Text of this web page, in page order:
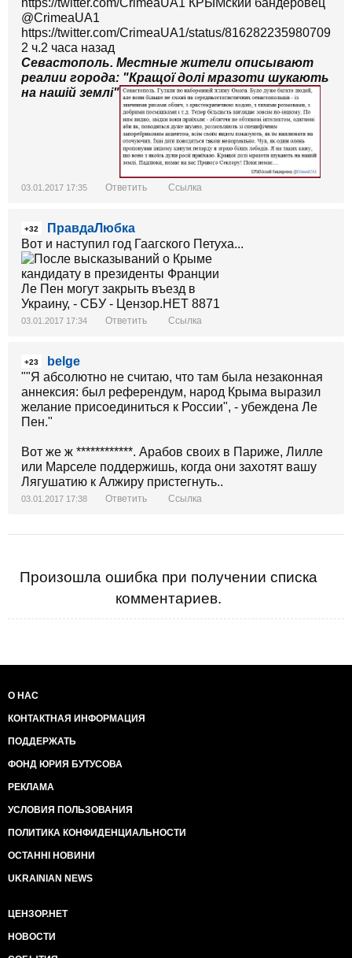
https://twitter.com/CrimeaUA1 КРЫМский бандеровец
https://twitter.com/CrimeaUA1/status/816282235980709888
2 ч.2 часа назад
Севастополь. Местные жители описывают
реалии города: "Кращої долі мразоти шукають
на нашій землі"
03.01.2017 17:35 Ответить Ссылка
+32
ПравдаЛюбка
Вот и наступил год Гаагского Петуха...
03.01.2017 17:34 Ответить Ссылка
+23
belge
""Я абсолютно не считаю, что там была незаконная
аннексия: был референдум, народ Крыма выразил
желание присоединиться к России", - убеждена Ле
Пен."
Вот же ж ************. Арабов своих в Париже, Лилле
или Марселе поддержишь, когда они захотят вашу
Лягушатию к Алжиру пристегнуть..
03.01.2017 17:38 Ответить Ссылка
Произошла ошибка при получении списка
комментариев.
О НАС
КОНТАКТНАЯ ИНФОРМАЦИЯ
ПОДДЕРЖАТЬ
ФОНД ЮРИЯ БУТУСОВА
РЕКЛАМА
УСЛОВИЯ ПОЛЬЗОВАНИЯ
ПОЛИТИКА КОНФИДЕНЦИАЛЬНОСТИ
ОСТАННІ НОВИНИ
UKRAINIAN NEWS
ЦЕНЗОР.НЕТ
НОВОСТИ